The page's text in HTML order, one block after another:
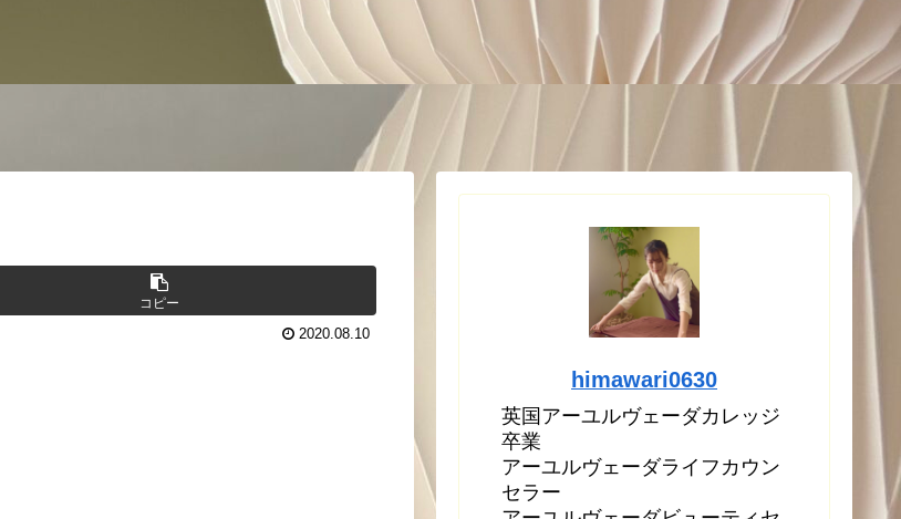
コピー
2020.08.10
himawari0630
英国アーユルヴェーダカレッジ
卒業
アーユルヴェーダライフカウン
セラー